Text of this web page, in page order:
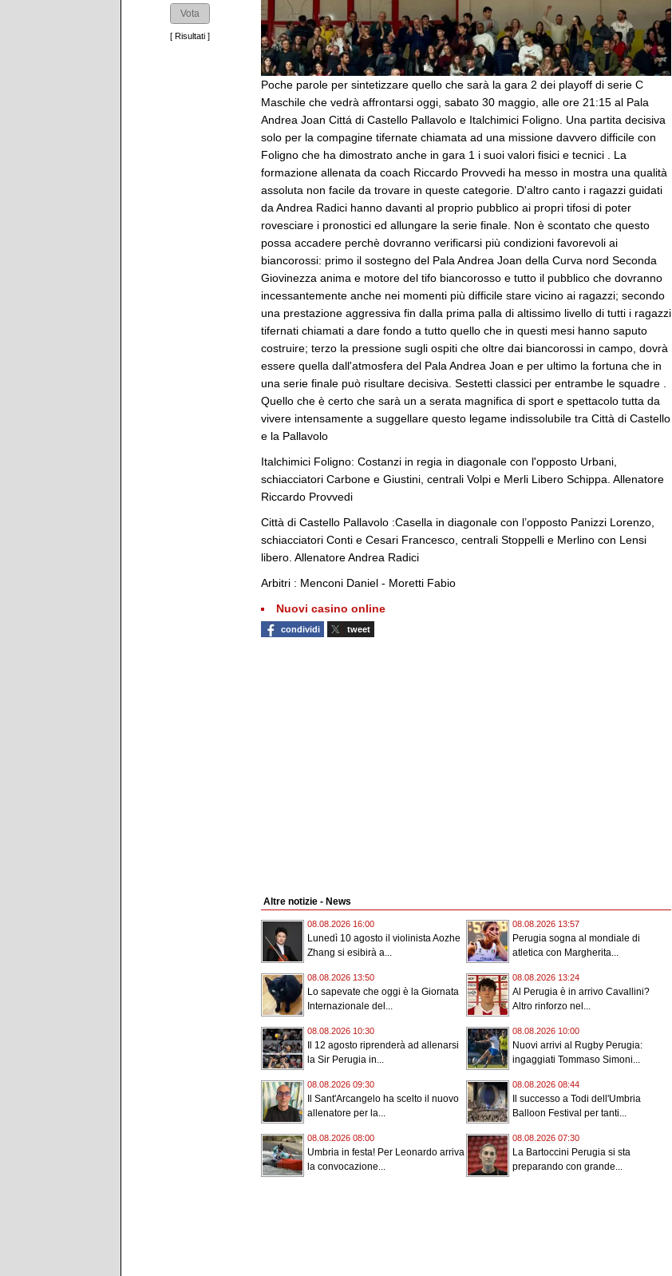
[ Risultati ]
Poche parole per sintetizzare quello che sarà la gara 2 dei playoff di serie C
Maschile che vedrà affrontarsi oggi, sabato 30 maggio, alle ore 21:15 al Pala
Andrea Joan Cittá di Castello Pallavolo e Italchimici Foligno. Una partita decisiva
solo per la compagine tifernate chiamata ad una missione davvero difficile con
Foligno che ha dimostrato anche in gara 1 i suoi valori fisici e tecnici . La
formazione allenata da coach Riccardo Provvedi ha messo in mostra una qualità
assoluta non facile da trovare in queste categorie. D'altro canto i ragazzi guidati
da Andrea Radici hanno davanti al proprio pubblico ai propri tifosi di poter
rovesciare i pronostici ed allungare la serie finale. Non è scontato che questo
possa accadere perchè dovranno verificarsi più condizioni favorevoli ai
biancorossi: primo il sostegno del Pala Andrea Joan della Curva nord Seconda
Giovinezza anima e motore del tifo biancorosso e tutto il pubblico che dovranno
incessantemente anche nei momenti più difficile stare vicino ai ragazzi; secondo
una prestazione aggressiva fin dalla prima palla di altissimo livello di tutti i ragazzi
tifernati chiamati a dare fondo a tutto quello che in questi mesi hanno saputo
costruire; terzo la pressione sugli ospiti che oltre dai biancorossi in campo, dovrà
essere quella dall'atmosfera del Pala Andrea Joan e per ultimo la fortuna che in
una serie finale può risultare decisiva. Sestetti classici per entrambe le squadre .
Quello che è certo che sarà un a serata magnifica di sport e spettacolo tutta da
vivere intensamente a suggellare questo legame indissolubile tra Città di Castello
e la Pallavolo
Italchimici Foligno: Costanzi in regia in diagonale con l'opposto Urbani,
schiacciatori Carbone e Giustini, centrali Volpi e Merli Libero Schippa. Allenatore
Riccardo Provvedi
Città di Castello Pallavolo :Casella in diagonale con l’opposto Panizzi Lorenzo,
schiacciatori Conti e Cesari Francesco, centrali Stoppelli e Merlino con Lensi
libero. Allenatore Andrea Radici
Arbitri : Menconi Daniel - Moretti Fabio
Nuovi casino online
condividi tweet
Altre notizie - News
08.08.2026 16:00
Lunedì 10 agosto il violinista Aozhe
Zhang si esibirà a...
08.08.2026 13:57
Perugia sogna al mondiale di
atletica con Margherita...
08.08.2026 13:50
Lo sapevate che oggi è la Giornata
Internazionale del...
08.08.2026 13:24
Al Perugia è in arrivo Cavallini?
Altro rinforzo nel...
08.08.2026 10:30
Il 12 agosto riprenderà ad allenarsi
la Sir Perugia in...
08.08.2026 10:00
Nuovi arrivi al Rugby Perugia:
ingaggiati Tommaso Simoni...
08.08.2026 09:30
Il Sant'Arcangelo ha scelto il nuovo
allenatore per la...
08.08.2026 08:44
Il successo a Todi dell'Umbria
Balloon Festival per tanti...
08.08.2026 08:00
Umbria in festa! Per Leonardo arriva
la convocazione...
08.08.2026 07:30
La Bartoccini Perugia si sta
preparando con grande...